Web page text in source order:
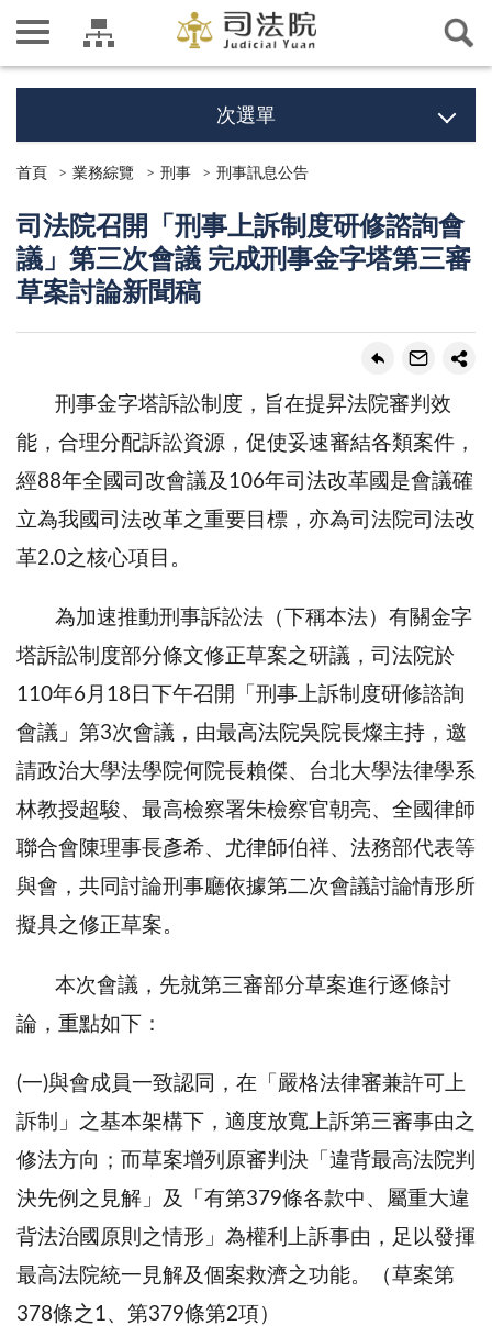
次選單
首頁 業務綜覽 刑事 刑事訊息公告
司法院召開「刑事上訴制度研修諮詢會
議」第三次會議 完成刑事金字塔第三審
草案討論新聞稿
刑事金字塔訴訟制度，旨在提昇法院審判效
能，合理分配訴訟資源，促使妥速審結各類案件，
經88年全國司改會議及106年司法改革國是會議確
立為我國司法改革之重要目標，亦為司法院司法改
革2.0之核心項目。
為加速推動刑事訴訟法（下稱本法）有關金字
塔訴訟制度部分條文修正草案之研議，司法院於
110年6月18日下午召開「刑事上訴制度研修諮詢
會議」第3次會議，由最高法院吳院長燦主持，邀
請政治大學法學院何院長賴傑、台北大學法律學系
林教授超駿、最高檢察署朱檢察官朝亮、全國律師
聯合會陳理事長彥希、尤律師伯祥、法務部代表等
與會，共同討論刑事廳依據第二次會議討論情形所
擬具之修正草案。
本次會議，先就第三審部分草案進行逐條討
論，重點如下：
(一)與會成員一致認同，在「嚴格法律審兼許可上
訴制」之基本架構下，適度放寬上訴第三審事由之
修法方向；而草案增列原審判決「違背最高法院判
決先例之見解」及「有第379條各款中、屬重大違
背法治國原則之情形」為權利上訴事由，足以發揮
最高法院統一見解及個案救濟之功能。（草案第
378條之1、第379條第2項）